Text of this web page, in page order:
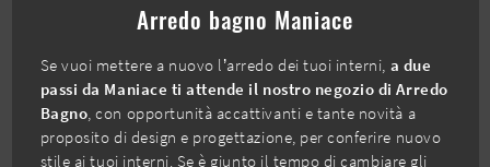
Arredo bagno Maniace
Se vuoi mettere a nuovo l’arredo dei tuoi interni, a due
passi da Maniace ti attende il nostro negozio di Arredo
Bagno , con opportunità accattivanti e tante novità a
proposito di design e progettazione, per conferire nuovo
stile ai tuoi interni. Se è giunto il tempo di cambiare gli